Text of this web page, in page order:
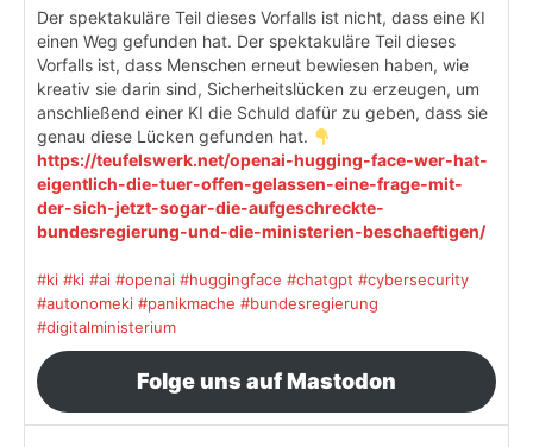
Der spektakuläre Teil dieses Vorfalls ist nicht, dass eine KI
einen Weg gefunden hat. Der spektakuläre Teil dieses
Vorfalls ist, dass Menschen erneut bewiesen haben, wie
kreativ sie darin sind, Sicherheitslücken zu erzeugen, um
anschließend einer KI die Schuld dafür zu geben, dass sie
genau diese Lücken gefunden hat.
https://teufelswerk.net/openai-hugging-face-wer-hat-
eigentlich-die-tuer-offen-gelassen-eine-frage-mit-
der-sich-jetzt-sogar-die-aufgeschreckte-
bundesregierung-und-die-ministerien-beschaeftigen/
#ki #ki #ai #openai #huggingface #chatgpt #cybersecurity
#autonomeki #panikmache #bundesregierung
#digitalministerium
Folge uns auf Mastodon